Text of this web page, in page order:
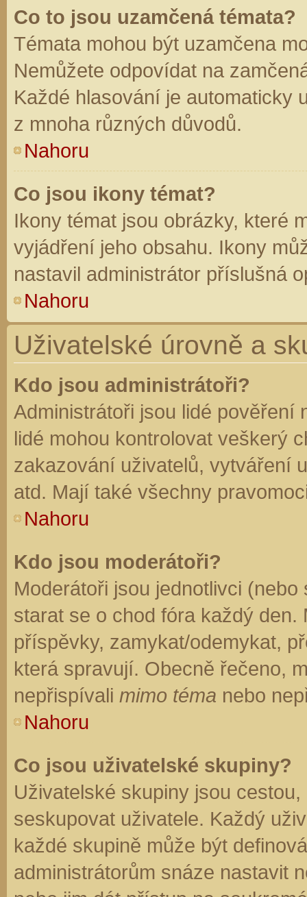
Co to jsou uzamčená témata?
Témata mohou být uzamčena
Nemůžete odpovídat na
Každé hlasování je automaticky
z mnoha různých důvodů.
Nahoru
Co jsou ikony témat?
Ikony témat jsou obrázky, které
vyjádření jeho obsahu. Ikony
nastavil administrátor příslušná
Nahoru
Uživatelské úrovně a
Kdo jsou administrátoři?
Administrátoři jsou lidé pověření
lidé mohou kontrolovat veškerý
zakazování uživatelů, vytváření
atd. Mají také všechny
Nahoru
Kdo jsou moderátoři?
Moderátoři jsou jednotlivci
starat se o chod fóra každý
příspěvky, zamykat/odemykat,
která spravují. Obecně řečeno,
nepřispívali mimo téma nebo
Nahoru
Co jsou uživatelské skupiny?
Uživatelské skupiny jsou
seskupovat uživatele. Každý
každé skupině může být
administrátorům snáze nastavit